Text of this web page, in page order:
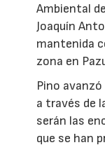
Ambiental
Joaquín
mantenida
zona en
Pino
a través de
serán las
que se han